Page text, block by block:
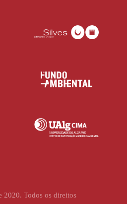
2020. Todos os direitos